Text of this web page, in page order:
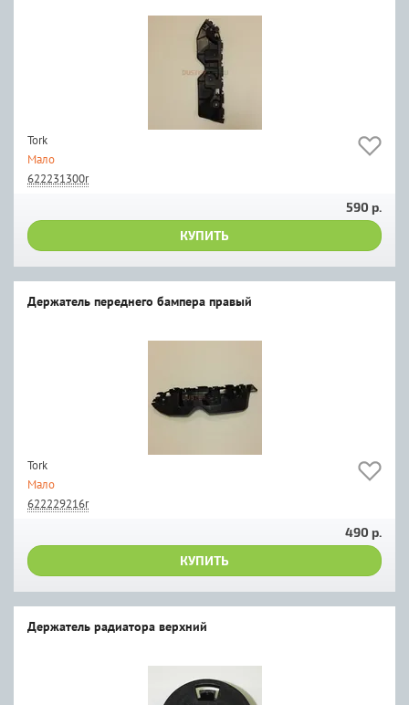
Tork
Мало
622231300r
590 р.
КУПИТЬ
Держатель переднего бампера правый
Tork
Мало
622229216r
490 р.
КУПИТЬ
Держатель радиатора верхний